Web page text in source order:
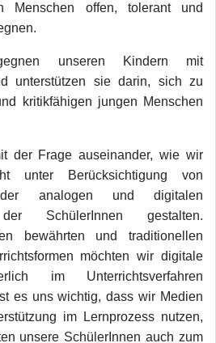
Menschen offen, tolerant und
unseren Kindern mit
unterstützen sie darin, sich zu
kritikfähigen jungen Menschen
der Frage auseinander, wie wir
unter Berücksichtigung von
analogen und digitalen
der SchülerInnen gestalten.
bewährten und traditionellen
möchten wir digitale
im Unterrichtsverfahren
es uns wichtig, dass wir Medien
im Lernprozess nutzen,
unsere SchülerInnen auch zum